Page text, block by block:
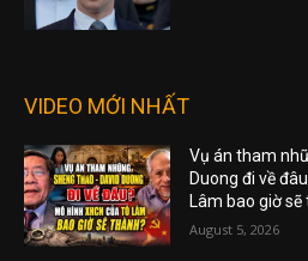
VIDEO MỚI NHẤT
Vụ án tham
Duong đi về
Lâm bao giờ sẽ
August 5, 2026